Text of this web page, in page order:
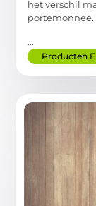
het verschil
portemonnee.
...
Producten